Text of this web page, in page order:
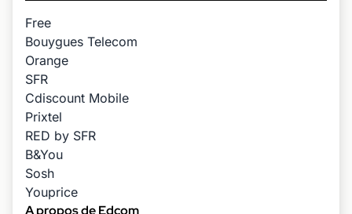
Free
Bouygues Telecom
Orange
SFR
Cdiscount Mobile
Prixtel
RED by SFR
B&You
Sosh
Youprice
A propos de Edcom